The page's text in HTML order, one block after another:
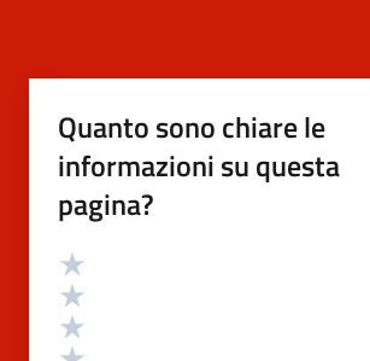
Quanto sono chiare le
informazioni su questa
pagina?
Valutazione